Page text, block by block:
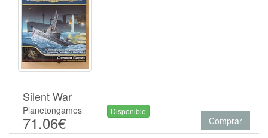
Silent War
Planetongames
71.06€
Disponible
Comprar